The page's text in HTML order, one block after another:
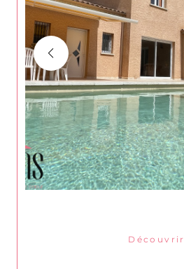
Découvrir